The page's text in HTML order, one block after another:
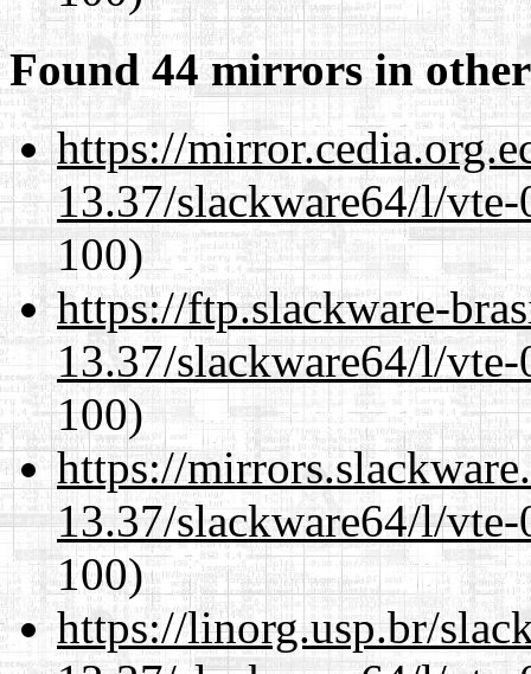
Found 44 mirrors in
https://
13.37/slackware64/l/
100)
https://ftp.slackware-
13.37/slackware64/l/
100)
https://
13.37/slackware64/l/
100)
https://linorg.usp.br/